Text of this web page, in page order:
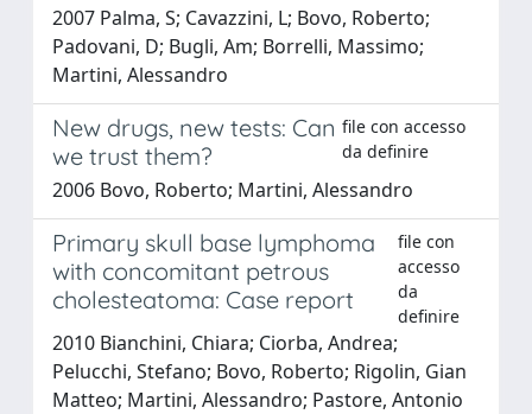
2007 Palma, S; Cavazzini, L; Bovo, Roberto;
Padovani, D; Bugli, Am; Borrelli, Massimo;
Martini, Alessandro
New drugs, new tests: Can
we trust them?
file con accesso
da definire
2006 Bovo, Roberto; Martini, Alessandro
Primary skull base lymphoma
with concomitant petrous
cholesteatoma: Case report
file con
accesso
da
definire
2010 Bianchini, Chiara; Ciorba, Andrea;
Pelucchi, Stefano; Bovo, Roberto; Rigolin, Gian
Matteo; Martini, Alessandro; Pastore, Antonio